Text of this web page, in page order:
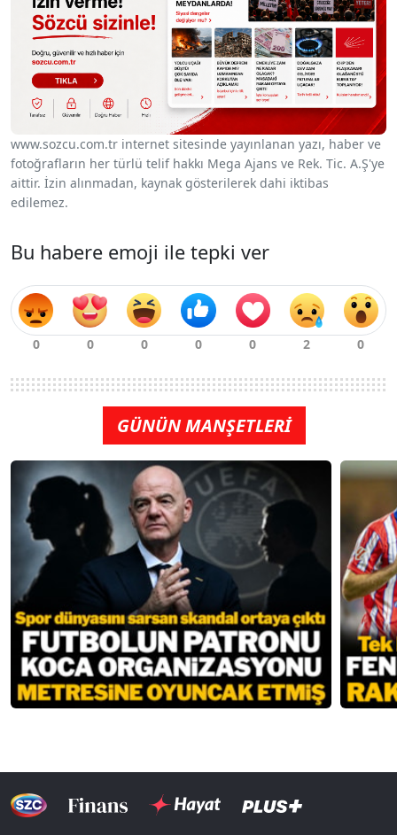
www.sozcu.com.tr internet sitesinde yayınlanan yazı, haber ve
fotoğrafların her türlü telif hakkı Mega Ajans ve Rek. Tic. A.Ş'ye
aittir. İzin alınmadan, kaynak gösterilerek dahi iktibas
edilemez.
Bu habere emoji ile tepki ver
GÜNÜN MANŞETLERİ